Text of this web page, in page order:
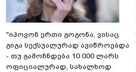
"იპოვონ ერთი გოგონა, ვისაც
გიგა სექსუალურად ავიწროებდა
- თუ გამოჩნდება 10 000 ლარს
ოფიციალურად, სახალხოდ